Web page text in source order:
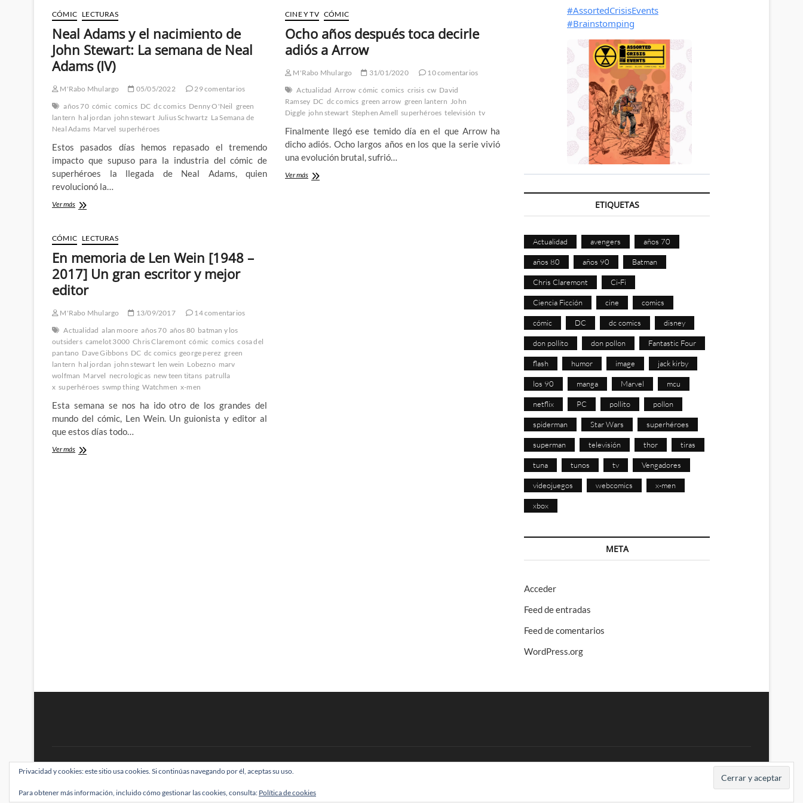
CÓMIC LECTURAS
Neal Adams y el nacimiento de
John Stewart: La semana de Neal
Adams (IV)
M'Rabo Mhulargo 05/05/2022
29 comentarios
años 70 cómic comics DC dc comics Denny O'Neil green
lantern hal jordan john stewart Julius Schwartz La Semana de
Neal Adams Marvel superhéroes
Estos pasados días hemos repasado el tremendo
impacto que supuso para la industria del cómic de
superhéroes la llegada de Neal Adams, quien
revolucionó la…
Ver másNeal
el
nacimiento
de
John
Stewart:
La
de
Adams
(IV)
CINE Y TV CÓMIC
Ocho años después toca decirle
adiós a Arrow
M'Rabo Mhulargo 31/01/2020
10 comentarios
Actualidad Arrow cómic comics crisis cw David
Ramsey DC dc comics green arrow green lantern John
Diggle john stewart Stephen Amell superhéroes televisión tv
Finalmente llegó ese temido día en el que Arrow ha
dicho adiós. Ocho largos años en los que la serie vivió
una evolución brutal, sufrió…
Ver másOcho
CÓMIC LECTURAS
En memoria de Len Wein [1948 –
2017] Un gran escritor y mejor
editor
M'Rabo Mhulargo 13/09/2017
14 comentarios
Actualidad alan moore años 70 años 80 batman y los
outsiders camelot 3000 Chris Claremont cómic comics cosa del
pantano Dave Gibbons DC dc comics george perez green
lantern hal jordan john stewart len wein Lobezno marv
wolfman Marvel necrologicas new teen titans patrulla
x superhéroes swmp thing Watchmen x-men
Esta semana se nos ha ido otro de los grandes del
mundo del cómic, Len Wein. Un guionista y editor al
que estos días todo…
Ver másEn
ETIQUETAS
Actualidad avengers años 70
años 80 años 90 Batman
Chris Claremont Ci-Fi
Ciencia Ficción cine comics
cómic DC dc comics disney
don pollito don pollon Fantastic Four
flash humor image jack kirby
los 90 manga Marvel mcu
netflix PC pollito pollon
spiderman Star Wars superhéroes
superman televisión thor tiras
tuna tunos tv Vengadores
videojuegos webcomics x-men
xbox
META
Acceder
Feed de entradas
Feed de comentarios
WordPress.org
BRAINSTOMPING| Diseñado por:Theme Freesia|WordPress| © Todos los derechos reservados
Privacidad y cookies: este sitio usa cookies. Si continúas navegando por él, aceptas su uso.
Para obtener más información, incluido cómo gestionar las cookies, consulta: Política de cookies